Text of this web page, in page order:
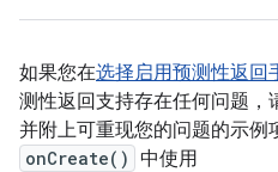
如果您在选择启用预测性返回
测性返回支持存在任何问题，
并附上可重现您的问题的示
onCreate() 中使用